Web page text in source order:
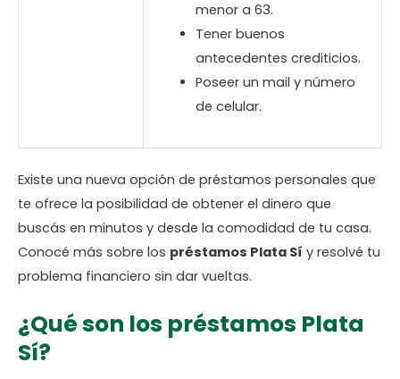
menor a 63.
Tener buenos
antecedentes crediticios.
Poseer un mail y número
de celular.
Existe una nueva opción de préstamos personales que
te ofrece la posibilidad de obtener el dinero que
buscás en minutos y desde la comodidad de tu casa.
Conocé más sobre los préstamos Plata Sí y resolvé tu
problema financiero sin dar vueltas.
¿Qué son los préstamos Plata
Sí?